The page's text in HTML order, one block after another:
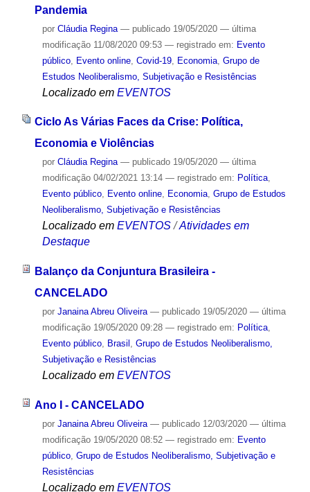
Pandemia
por Cláudia Regina — publicado19/05/2020 — última
modificação11/08/2020 09:53 — registrado em: Evento
público, Evento online, Covid-19, Economia, Grupo de
Estudos Neoliberalismo, Subjetivação e Resistências
Localizado em EVENTOS
Ciclo As Várias Faces da Crise: Política,
Economia e Violências
por Cláudia Regina — publicado19/05/2020 — última
modificação04/02/2021 13:14 — registrado em: Política,
Evento público, Evento online, Economia, Grupo de Estudos
Neoliberalismo, Subjetivação e Resistências
Localizado em EVENTOS /Atividades em
Destaque
Balanço da Conjuntura Brasileira -
CANCELADO
por Janaina Abreu Oliveira — publicado19/05/2020 — última
modificação19/05/2020 09:28 — registrado em: Política,
Evento público, Brasil , Grupo de Estudos Neoliberalismo,
Subjetivação e Resistências
Localizado em EVENTOS
Ano I - CANCELADO
por Janaina Abreu Oliveira — publicado12/03/2020 — última
modificação19/05/2020 08:52 — registrado em: Evento
público, Grupo de Estudos Neoliberalismo, Subjetivação e
Resistências
Localizado em EVENTOS